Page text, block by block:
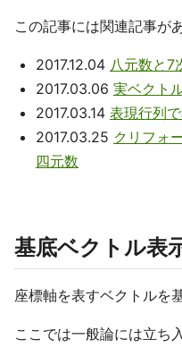
この記事には関連記事が
2017.12.04 八元数と7
2017.03.06 実ベクト
2017.03.14 表現行列
2017.03.25 クリフォ
四元数
基底ベクトル表
座標軸を表すベクトルを
ここでは一般論には立ち